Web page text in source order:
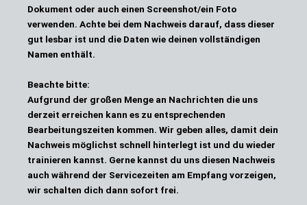
Dokument oder auch einen Screenshot/ein Foto
verwenden. Achte bei dem Nachweis darauf, dass dieser
gut lesbar ist und die Daten wie deinen vollständigen
Namen enthält.
Beachte bitte:
Aufgrund der großen Menge an Nachrichten die uns
derzeit erreichen kann es zu entsprechenden
Bearbeitungszeiten kommen. Wir geben alles, damit dein
Nachweis möglichst schnell hinterlegt ist und du wieder
trainieren kannst. Gerne kannst du uns diesen Nachweis
auch während der Servicezeiten am Empfang vorzeigen,
wir schalten dich dann sofort frei.